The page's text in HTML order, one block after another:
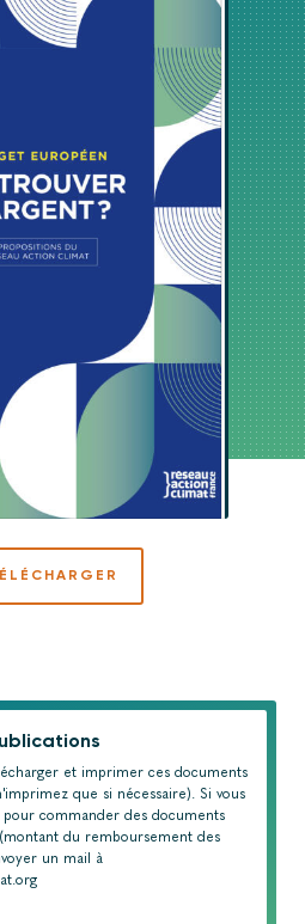
et imprimer ces documents
que si nécessaire). Si vous
commander des documents
du remboursement des
un mail à